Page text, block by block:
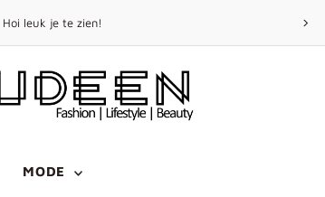
Kijk maar eens rond ;-)
MODE